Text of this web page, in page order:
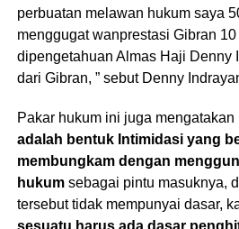
perbuatan melawan hukum saya
menggugat wanprestasi Gibran
dipengetahuan Almas Haji Denny
dari Gibran, ” sebut Denny
Pakar hukum ini juga mengatakan
adalah bentuk Intimidasi yang
membungkam dengan
hukum sebagai pintu masuknya,
tersebut tidak mempunyai dasar,
sesuatu harus ada dasar